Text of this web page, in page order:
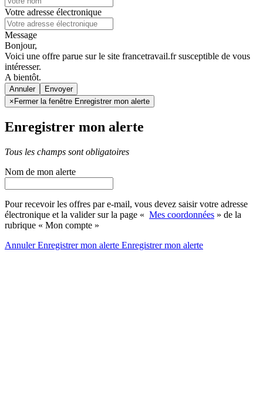
Votre adresse électronique
Message
Bonjour,
Voici une offre parue sur le site francetravail.fr susceptible de vous
intéresser.
A bientôt.
Annuler
× Fermer la fenêtre Enregistrer mon alerte
Enregistrer mon alerte
Tous les champs sont obligatoires
Nom de mon alerte
Pour recevoir les offres par e-mail, vous devez saisir votre adresse
électronique et la valider sur la page « Mes coordonnées » de la
rubrique « Mon compte »
AnnulerEnregistrer mon alerte Enregistrermon alerte